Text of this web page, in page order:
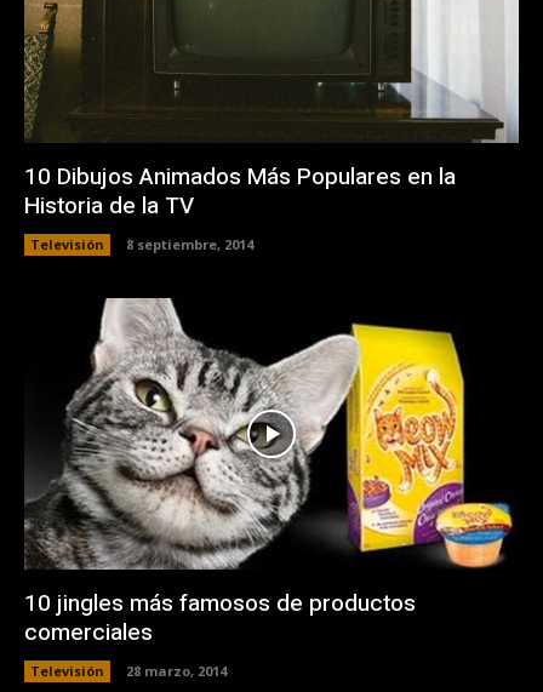
10 Dibujos Animados Más Populares en la
Historia de la TV
Televisión 8 septiembre, 2014
10 jingles más famosos de productos
comerciales
Televisión 28 marzo, 2014